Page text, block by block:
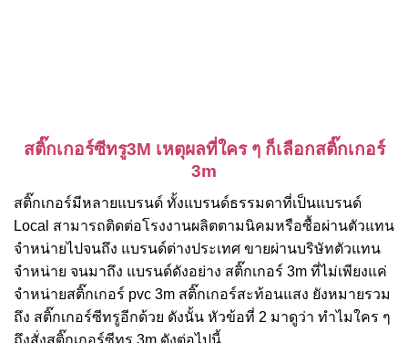
สติ๊กเกอร์ซีทรู3M เหตุผลที่ใคร ๆ ก็เลือกสติ๊กเกอร์
3m
สติ๊กเกอร์มีหลายแบรนด์ ทั้งแบรนด์ธรรมดาที่เป็นแบรนด์
Local สามารถติดต่อโรงงานผลิตตามนิคมหรือซื้อผ่านตัวแทน
จำหน่ายไปจนถึง แบรนด์ต่างประเทศ ขายผ่านบริษัทตัวแทน
จำหน่าย จนมาถึง แบรนด์ดังอย่าง สติ๊กเกอร์ 3m ที่ไม่เพียงแค่
จำหน่ายสติ๊กเกอร์ pvc 3m สติ๊กเกอร์สะท้อนแสง ยังหมายรวม
ถึง สติ๊กเกอร์ซีทรูอีกด้วย ดังนั้น หัวข้อที่ 2 มาดูว่า ทำไมใคร ๆ
ถึงสั่งสติ๊กเกอร์ซีทรู 3m ดังต่อไปนี้